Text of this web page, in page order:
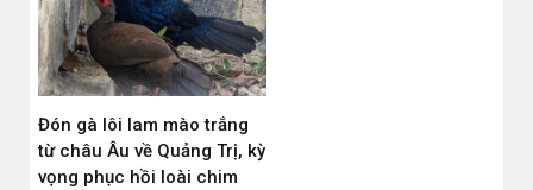
Đón gà lôi lam mào trắng
từ châu Âu về Quảng Trị, kỳ
vọng phục hồi loài chim